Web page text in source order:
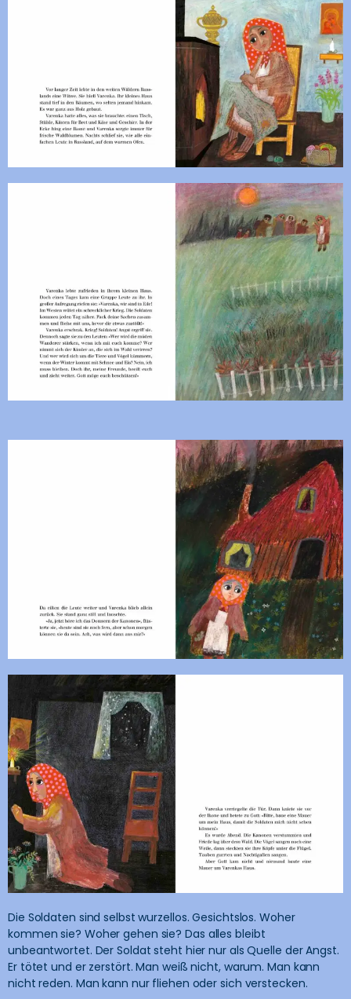
Die Soldaten sind selbst wurzellos. Gesichtslos. Woher
kommen sie? Woher gehen sie? Das alles bleibt
unbeantwortet. Der Soldat steht hier nur als Quelle der Angst.
Er tötet und er zerstört. Man weiß nicht, warum. Man kann
nicht reden. Man kann nur fliehen oder sich verstecken.